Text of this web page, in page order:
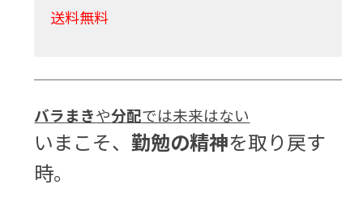
送料無料
バラまきや分配では未来はない
いまこそ、勤勉の精神を取り戻す
時。